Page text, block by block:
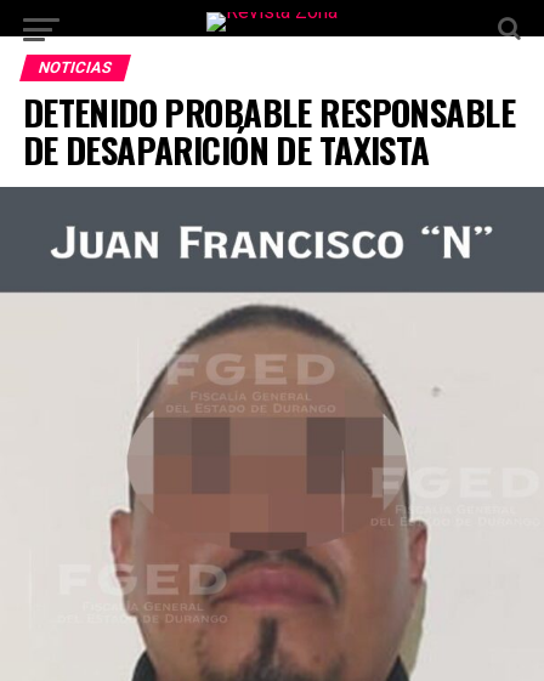
NOTICIAS
DETENIDO PROBABLE RESPONSABLE
DE DESAPARICIÓN DE TAXISTA